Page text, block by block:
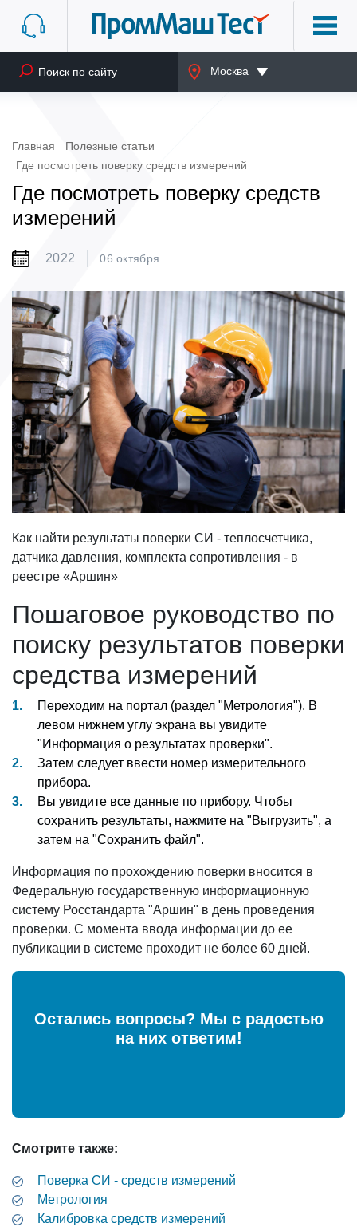
Москва
Главная
Полезные статьи
Где посмотреть поверку средств измерений
Где посмотреть поверку средств
измерений
2022 06 октября
Как найти результаты поверки СИ - теплосчетчика,
датчика давления, комплекта сопротивления - в
реестре «Аршин»
Пошаговое руководство по
поиску результатов поверки
средства измерений
Переходим на портал (раздел "Метрология"). В
левом нижнем углу экрана вы увидите
"Информация о результатах проверки".
Затем следует ввести номер измерительного
прибора.
Вы увидите все данные по прибору. Чтобы
сохранить результаты, нажмите на "Выгрузить", а
затем на "Сохранить файл".
Информация по прохождению поверки вносится в
Федеральную государственную информационную
систему Росстандарта "Аршин" в день проведения
проверки. С момента ввода информации до ее
публикации в системе проходит не более 60 дней.
Остались вопросы? Мы с радостью
на них ответим!
Смотрите также:
Поверка СИ - средств измерений
Метрология
Калибровка средств измерений